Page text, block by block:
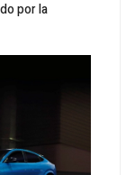
por la